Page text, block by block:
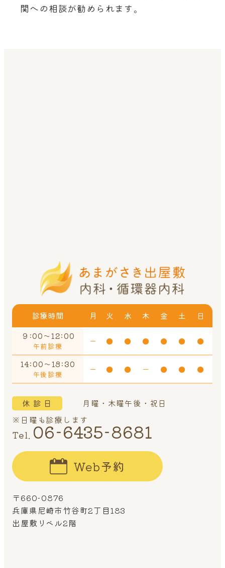
関への相談が勧められます。
診療時間 月 火 水 木 金 土
日
９:00～12:00
午前診療 ー ● ● ● ● ● ●
14:00～18:30
午後診療 ー ● ● ー ● ● ●
休 診 日
月曜・木曜午後・祝日
※日曜も診療します
Tel. 06-6435-8681
Web予約
〒660-0876
兵庫県尼崎市竹谷町2丁目183
出屋敷リベル2階